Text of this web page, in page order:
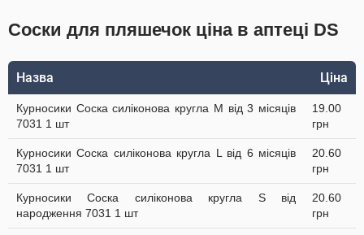
Соски для пляшечок ціна в аптеці DS
Назва Ціна
Курносики Соска силіконова кругла M від 3 місяців
7031 1 шт
19.00
грн
Курносики Соска силіконова кругла L від 6 місяців
7031 1 шт
20.60
грн
Курносики Соска силіконова кругла S від
народження 7031 1 шт
20.60
грн